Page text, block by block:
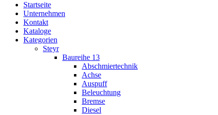
Startseite
Unternehmen
Kontakt
Kataloge
Kategorien
Steyr
Baureihe 13
Abschmiertechnik
Achse
Auspuff
Beleuchtung
Bremse
Diesel